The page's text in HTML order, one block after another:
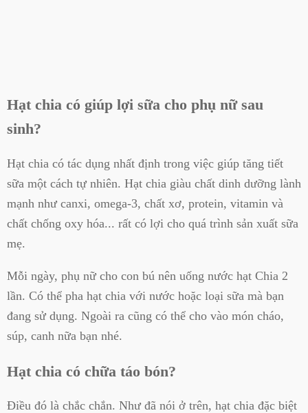
Hạt chia có giúp lợi sữa cho phụ nữ sau
sinh?
Hạt chia có tác dụng nhất định trong việc giúp tăng tiết
sữa một cách tự nhiên. Hạt chia giàu chất dinh dưỡng lành
mạnh như canxi, omega-3, chất xơ, protein, vitamin và
chất chống oxy hóa... rất có lợi cho quá trình sản xuất sữa
mẹ.
Mỗi ngày, phụ nữ cho con bú nên uống nước hạt Chia 2
lần. Có thể pha hạt chia với nước hoặc loại sữa mà bạn
đang sử dụng. Ngoài ra cũng có thể cho vào món cháo,
súp, canh nữa bạn nhé.
Hạt chia có chữa táo bón?
Điều đó là chắc chắn. Như đã nói ở trên, hạt chia đặc biệt